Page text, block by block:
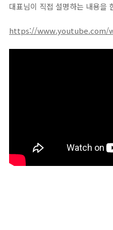
대표님이 직접 설명하는 내용을
https://www.youtube.com/